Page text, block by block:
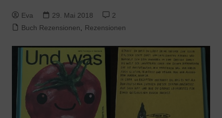
Eva 29. Mai 2018
2
Buch Rezensionen
Rezensionen